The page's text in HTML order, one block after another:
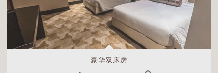
豪华双床房